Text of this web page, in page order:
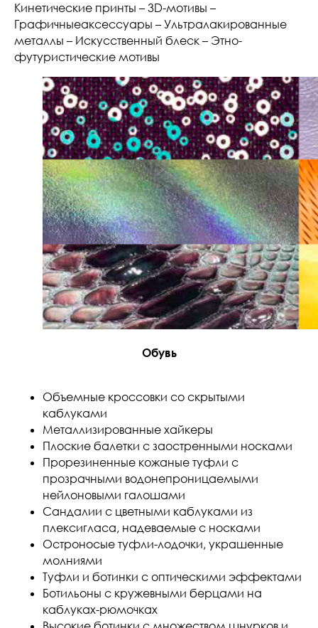
Кинетические принты – 3D-мотивы –
Графичныеаксессуары – Ультралакированные
металлы – Искусственный блеск – Этно-
футуристические мотивы
Обувь
Объемные кроссовки со скрытыми
каблуками
Металлизированные хайкеры
Плоские балетки с заостренными носками
Прорезиненные кожаные туфли с
прозрачными водонепроницаемыми
нейлоновыми галошами
Сандалии с цветными каблуками из
плексигласа, надеваемые с носками
Остроносые туфли-лодочки, украшенные
молниями
Туфли и ботинки с оптическими эффектами
Ботильоны с кружевными берцами на
каблуках-рюмочках